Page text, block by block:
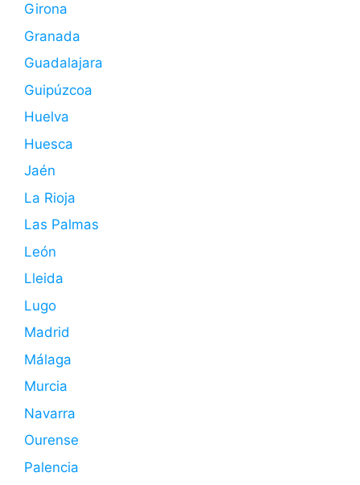
Girona
Granada
Guadalajara
Guipúzcoa
Huelva
Huesca
Jaén
La Rioja
Las Palmas
León
Lleida
Lugo
Madrid
Málaga
Murcia
Navarra
Ourense
Palencia